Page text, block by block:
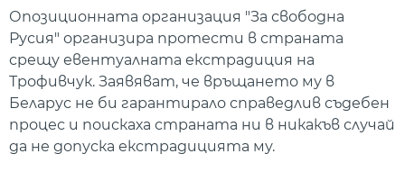
Опозиционната организация "За свободна
Русия" организира протести в страната
срещу евентуалната екстрадиция на
Трофивчук. Заявяват, че връщането му в
Беларус не би гарантирало справедлив съдебен
процес и поискаха страната ни в никакъв случай
да не допуска екстрадицията му.